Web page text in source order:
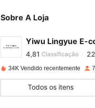
Sobre A Loja
Yiwu Lingyue E-
4,81 Classificação 22
pago
4,81 22
34K Vendido recentemente
Todos os itens